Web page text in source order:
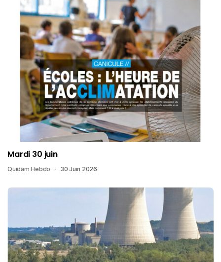
Mardi 30 juin
Quidam Hebdo 30 Juin 2026